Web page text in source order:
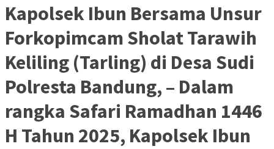
Kapolsek Ibun Bersama Unsur
Forkopimcam Sholat Tarawih
Keliling (Tarling) di Desa Sudi
Polresta Bandung, – Dalam
rangka Safari Ramadhan 1446
H Tahun 2025, Kapolsek Ibun